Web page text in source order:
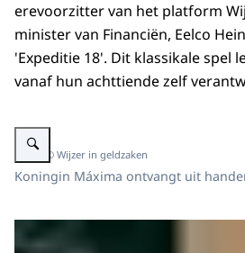
erevoorzitter van het platform
minister van Financiën, Eelco
'Expeditie 18'. Dit klassikale spel
vanaf hun achttiende zelf
Vergroot afbeelding Koningin Máxima bij
Beeld: © Wijzer in geldzaken
Koningin Máxima ontvangt uit